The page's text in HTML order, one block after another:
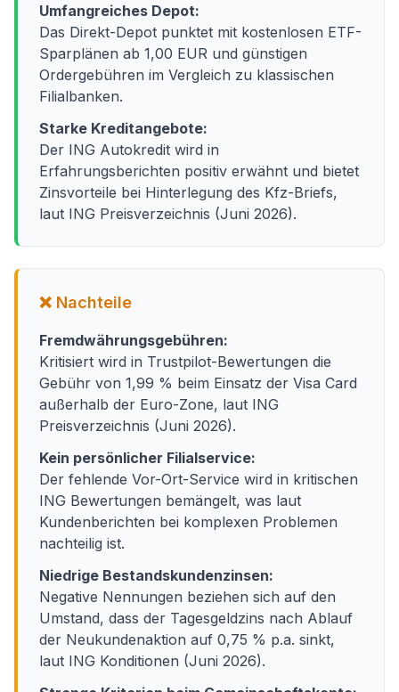
Umfangreiches Depot:
Das Direkt-Depot punktet mit kostenlosen ETF-
Sparplänen ab 1,00 EUR und günstigen
Ordergebühren im Vergleich zu klassischen
Filialbanken.
Starke Kreditangebote:
Der ING Autokredit wird in
Erfahrungsberichten positiv erwähnt und bietet
Zinsvorteile bei Hinterlegung des Kfz-Briefs,
laut ING Preisverzeichnis (Juni 2026).
❌ Nachteile
Fremdwährungsgebühren:
Kritisiert wird in Trustpilot-Bewertungen die
Gebühr von 1,99 % beim Einsatz der Visa Card
außerhalb der Euro-Zone, laut ING
Preisverzeichnis (Juni 2026).
Kein persönlicher Filialservice:
Der fehlende Vor-Ort-Service wird in kritischen
ING Bewertungen bemängelt, was laut
Kundenberichten bei komplexen Problemen
nachteilig ist.
Niedrige Bestandskundenzinsen:
Negative Nennungen beziehen sich auf den
Umstand, dass der Tagesgeldzins nach Ablauf
der Neukundenaktion auf 0,75 % p.a. sinkt,
laut ING Konditionen (Juni 2026).